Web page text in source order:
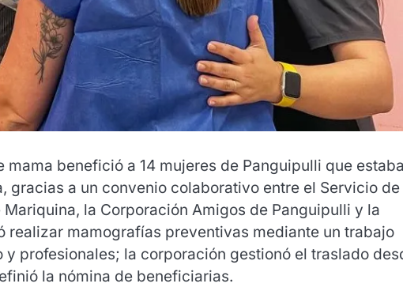
benefició a 14 mujeres de Panguipulli que
gracias a un convenio colaborativo entre el Servicio de
la Corporación Amigos de Panguipulli y la
mamografías preventivas mediante un trabajo
profesionales; la corporación gestionó el traslado
la nómina de beneficiarias.